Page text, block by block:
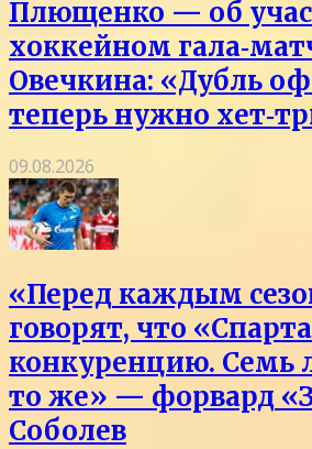
Плющенко — об
хоккейном
Овечкина: «Дубль
теперь нужно
09.08.2026
«Перед каждым
говорят, что
конкуренцию. Семь
то же» — форвард
Соболев